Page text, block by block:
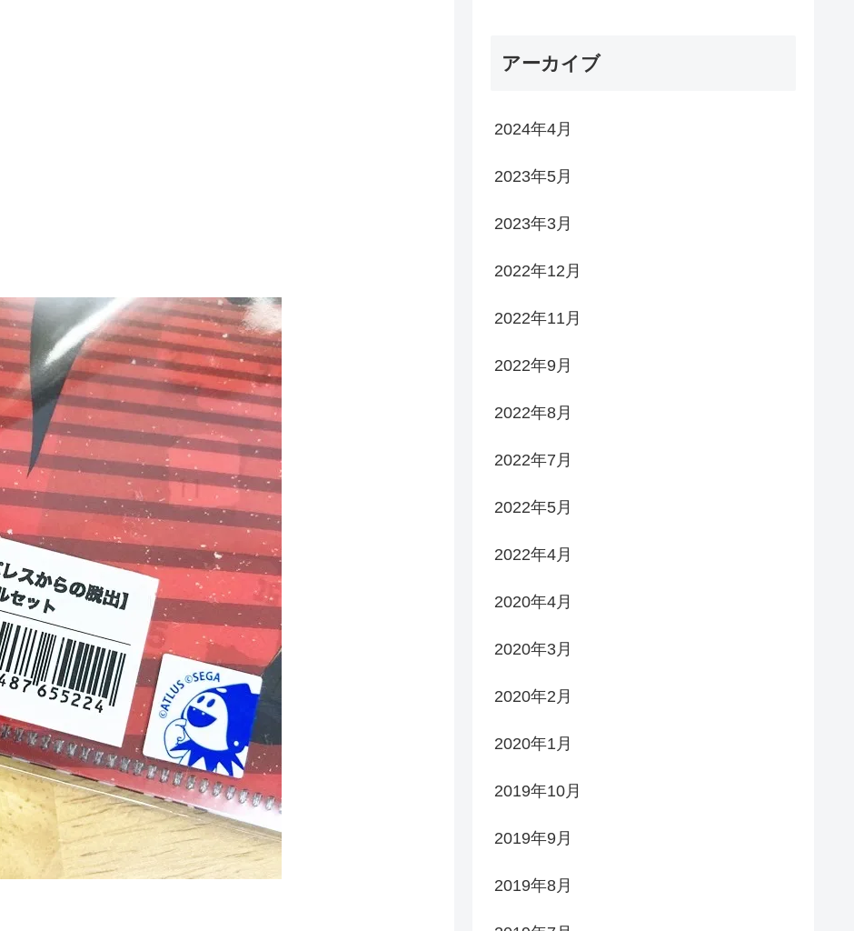
アーカイブ
2024年4月
2023年5月
2023年3月
2022年12月
2022年11月
2022年9月
2022年8月
2022年7月
2022年5月
2022年4月
2020年4月
2020年3月
2020年2月
2020年1月
2019年10月
2019年9月
2019年8月